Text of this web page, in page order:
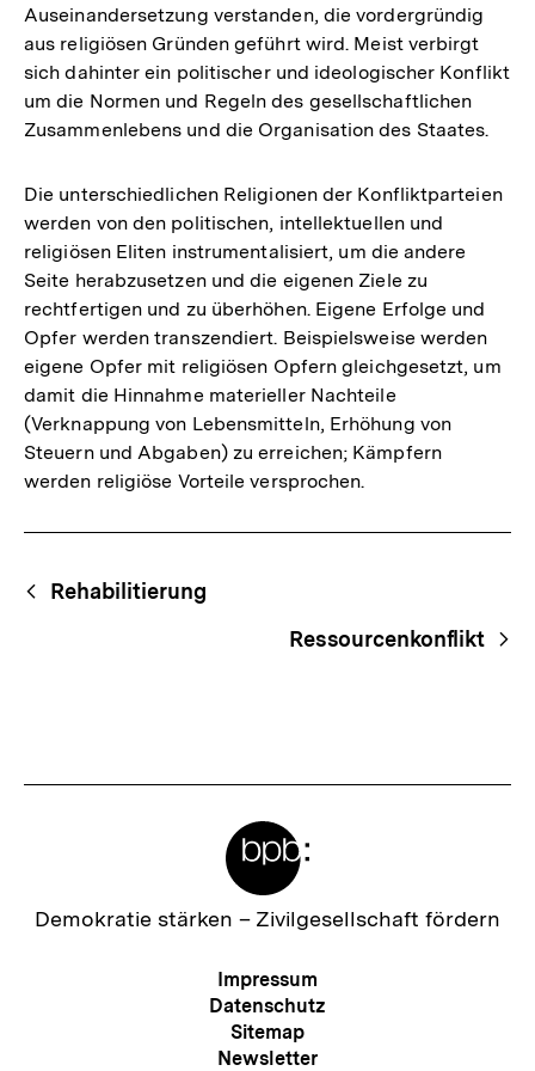
Auseinandersetzung verstanden, die vordergründig
aus religiösen Gründen geführt wird. Meist verbirgt
sich dahinter ein politischer und ideologischer Konflikt
um die Normen und Regeln des gesellschaftlichen
Zusammenlebens und die Organisation des Staates.
Die unterschiedlichen Religionen der Konfliktparteien
werden von den politischen, intellektuellen und
religiösen Eliten instrumentalisiert, um die andere
Seite herabzusetzen und die eigenen Ziele zu
rechtfertigen und zu überhöhen. Eigene Erfolge und
Opfer werden transzendiert. Beispielsweise werden
eigene Opfer mit religiösen Opfern gleichgesetzt, um
damit die Hinnahme materieller Nachteile
(Verknappung von Lebensmitteln, Erhöhung von
Steuern und Abgaben) zu erreichen; Kämpfern
werden religiöse Vorteile versprochen.
Begriffsnavigation
Content-
Navigation
Rehabilitierung
Ressourcenkonflikt
Zur
Demokratie stärken – Zivilgesellschaft fördern
Meta-
Navigation
Impressum
Datenschutz
Sitemap
Newsletter